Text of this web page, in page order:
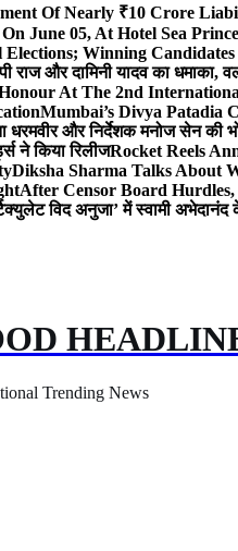
Of Nearly ₹10 Crore
June 05, At Hotel Sea
Winning
राज और दामिनी यादव का धमाका,
Honour At The 2nd
Mumbai’s Divya Patadia
धरमवीर और निर्देशक मनोज सेन
ने किया रिलीजRocket Reels
Diksha Sharma Talks About
After Censor Board Hurdles,
विद अनुजा’ में स्वामी
Trending News